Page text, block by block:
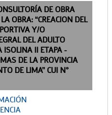
DE OBRA
OBRA: “CREACION DEL
Y/O
DEL ADULTO
ISOLINA II ETAPA -
DE LA PROVINCIA
DE LIMA” CUI N°